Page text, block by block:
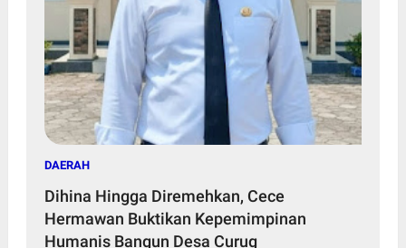
DAERAH
Dihina Hingga Diremehkan, Cece
Hermawan Buktikan Kepemimpinan
Humanis Bangun Desa Curug